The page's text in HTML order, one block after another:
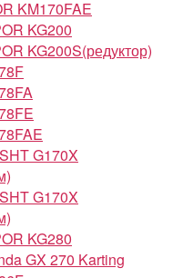
KM170FAE
KG200
KG200S(редуктор)
G170X
G170X
KG280
GX 270 Karting